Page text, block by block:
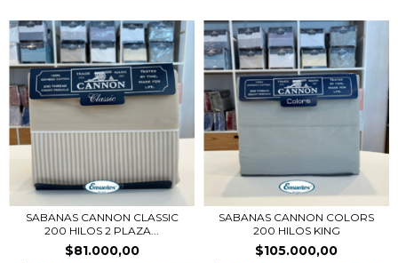
SABANAS CANNON CLASSIC
200 HILOS 2 PLAZA...
$81.000,00
SABANAS CANNON COLORS
200 HILOS KING
$105.000,00